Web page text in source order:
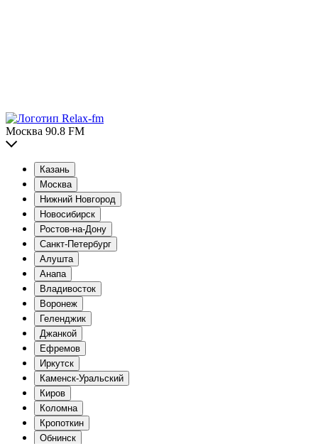
Москва 90.8 FM
Казань
Москва
Нижний Новгород
Новосибирск
Ростов-на-Дону
Санкт-Петербург
Алушта
Анапа
Владивосток
Воронеж
Геленджик
Джанкой
Ефремов
Иркутск
Каменск-Уральский
Киров
Коломна
Кропоткин
Обнинск